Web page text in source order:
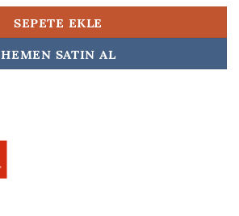
SEPETE EKLE
HEMEN SATIN AL